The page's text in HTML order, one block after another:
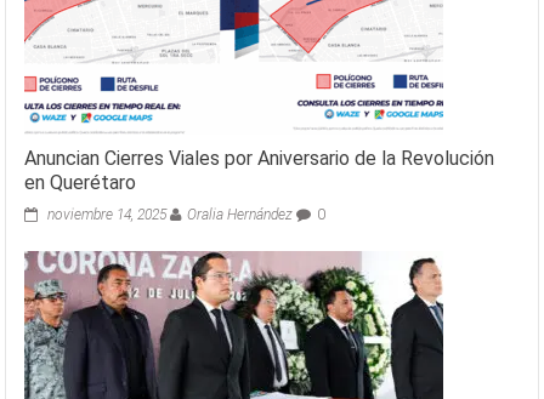
Anuncian Cierres Viales por Aniversario de la Revolución
en Querétaro
noviembre 14, 2025 Oralia Hernández 0